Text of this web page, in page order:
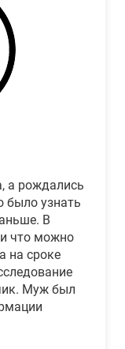
а рождались
было узнать
В
что можно
на сроке
Муж был